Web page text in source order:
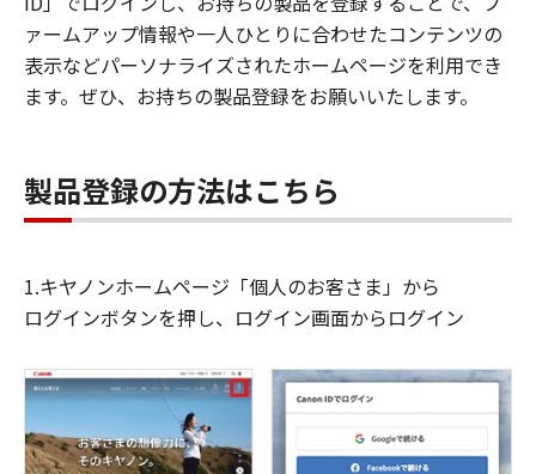
ァームアップ情報や一人ひとりに合わせたコンテンツの
表示などパーソナライズされたホームページを利用でき
ます。ぜひ、お持ちの製品登録をお願いいたします。
製品登録の方法はこちら
1.キヤノンホームページ「個人のお客さま」から
ログインボタンを押し、ログイン画面からログイン